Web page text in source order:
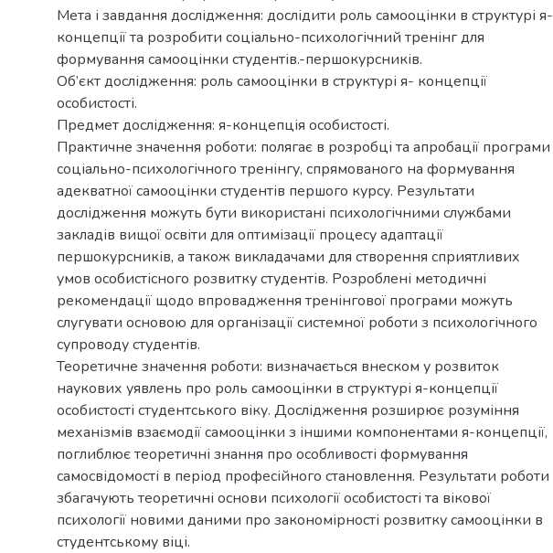
Мета і завдання дослідження: дослідити роль самооцінки в структурі я-
концепції та розробити соціально-психологічний тренінг для
формування самооцінки студентів.-першокурсників.
Об’єкт дослідження: роль самооцінки в структурі я- концепції
особистості.
Предмет дослідження: я-концепція особистості.
Практичне значення роботи: полягає в розробці та апробації програми
соціально-психологічного тренінгу, спрямованого на формування
адекватної самооцінки студентів першого курсу. Результати
дослідження можуть бути використані психологічними службами
закладів вищої освіти для оптимізації процесу адаптації
першокурсників, а також викладачами для створення сприятливих
умов особистісного розвитку студентів. Розроблені методичні
рекомендації щодо впровадження тренінгової програми можуть
слугувати основою для організації системної роботи з психологічного
супроводу студентів.
Теоретичне значення роботи: визначається внеском у розвиток
наукових уявлень про роль самооцінки в структурі я-концепції
особистості студентського віку. Дослідження розширює розуміння
механізмів взаємодії самооцінки з іншими компонентами я-концепції,
поглиблює теоретичні знання про особливості формування
самосвідомості в період професійного становлення. Результати роботи
збагачують теоретичні основи психології особистості та вікової
психології новими даними про закономірності розвитку самооцінки в
студентському віці.